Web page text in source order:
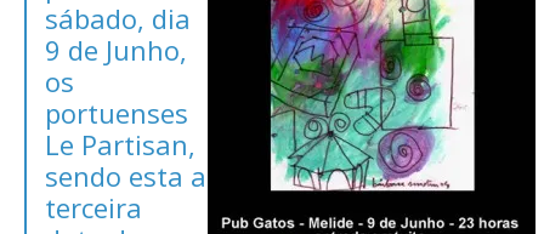
sábado, dia
9 de Junho,
os
portuenses
Le Partisan,
sendo esta a
terceira